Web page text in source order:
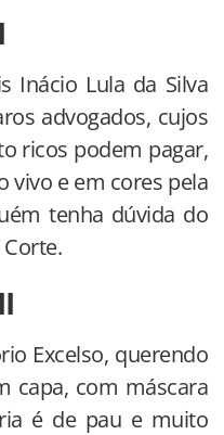
Inácio Lula da Silva
advogados, cujos
ricos podem pagar,
vivo e em cores pela
tenha dúvida do
Excelso, querendo
capa, com máscara
é de pau e muito